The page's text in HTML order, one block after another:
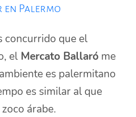
en Palermo
concurrido que el
el Mercato Ballaró me
es palermitano
es similar al que
árabe.